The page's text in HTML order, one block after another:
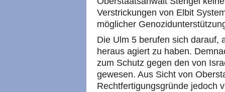
Verstrickungen von Elbit
möglicher
Die Ulm 5 berufen sich darauf,
heraus agiert zu haben.
zum Schutz gegen den von
gewesen. Aus Sicht von
Rechtfertigungsgründe jedoch